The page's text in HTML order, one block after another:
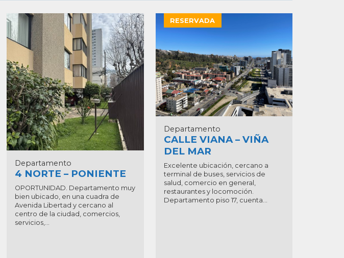
Departamento
4 NORTE – PONIENTE
OPORTUNIDAD. Departamento muy
bien ubicado, en una cuadra de
Avenida Libertad y cercano al
centro de la ciudad, comercios,
servicios,...
RESERVADA
Departamento
CALLE VIANA – VIÑA
DEL MAR
Excelente ubicación, cercano a
terminal de buses, servicios de
salud, comercio en general,
restaurantes y locomoción.
Departamento piso 17, cuenta...